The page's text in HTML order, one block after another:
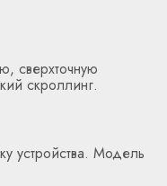
сверхточную
скроллинг.
устройства. Модель